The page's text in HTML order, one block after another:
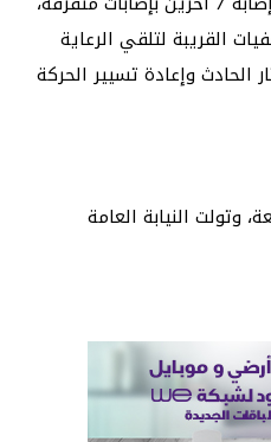
القريبة لتلقي الرعاية
الحادث وإعادة تسيير الحركة
وتولت النيابة العامة